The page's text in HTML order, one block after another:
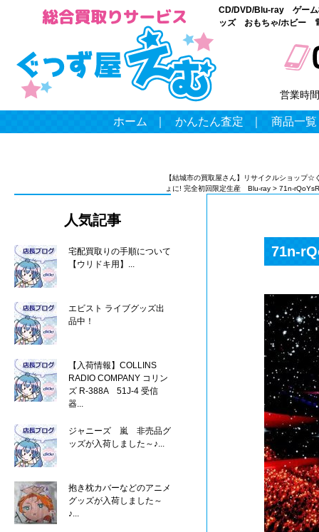
CD/DVD/Blu-ray ゲーム
ッズ おもちゃ/ホビー
営業時間
ホーム かんたん査定 商品一覧
【結城市の買取屋さん】リサイクルショップ☆
ょに! 完全初回限定生産 Blu-ray > 71n-
71n-
人気記事
宅配買取りの手順について
【ウリドキ用】...
エビスト ライブグッズ出
品中！
【入荷情報】COLLINS
RADIO COMPANY コリン
ズ R-388A 51J-4 受信
器...
ジャニーズ 嵐 非売品グ
ッズが入荷しました～♪...
抱き枕カバーなどのアニメ
グッズが入荷しました～
♪...